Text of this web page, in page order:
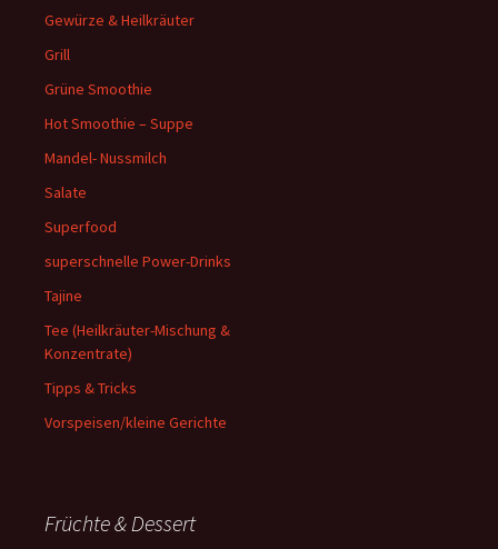
Gewürze & Heilkräuter
Grill
Grüne Smoothie
Hot Smoothie – Suppe
Mandel- Nussmilch
Salate
Superfood
superschnelle Power-Drinks
Tajine
Tee (Heilkräuter-Mischung &
Konzentrate)
Tipps & Tricks
Vorspeisen/kleine Gerichte
Früchte & Dessert